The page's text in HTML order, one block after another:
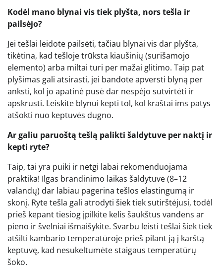
Kodėl mano blynai vis tiek plyšta, nors tešla ir
pailsėjo?
Jei tešlai leidote pailsėti, tačiau blynai vis dar plyšta,
tikėtina, kad tešloje trūksta kiaušinių (surišamojo
elemento) arba miltai turi per mažai glitimo. Taip pat
plyšimas gali atsirasti, jei bandote apversti blyną per
anksti, kol jo apatinė pusė dar nespėjo sutvirtėti ir
apskrusti. Leiskite blynui kepti tol, kol kraštai ims patys
atšokti nuo keptuvės dugno.
Ar galiu paruoštą tešlą palikti šaldytuve per naktį ir
kepti ryte?
Taip, tai yra puiki ir netgi labai rekomenduojama
praktika! Ilgas brandinimo laikas šaldytuve (8–12
valandų) dar labiau pagerina tešlos elastingumą ir
skonį. Ryte tešla gali atrodyti šiek tiek sutirštėjusi, todėl
prieš kepant tiesiog įpilkite kelis šaukštus vandens ar
pieno ir švelniai išmaišykite. Svarbu leisti tešlai šiek tiek
atšilti kambario temperatūroje prieš pilant ją į karštą
keptuvę, kad nesukeltumėte staigaus temperatūrų
šoko.